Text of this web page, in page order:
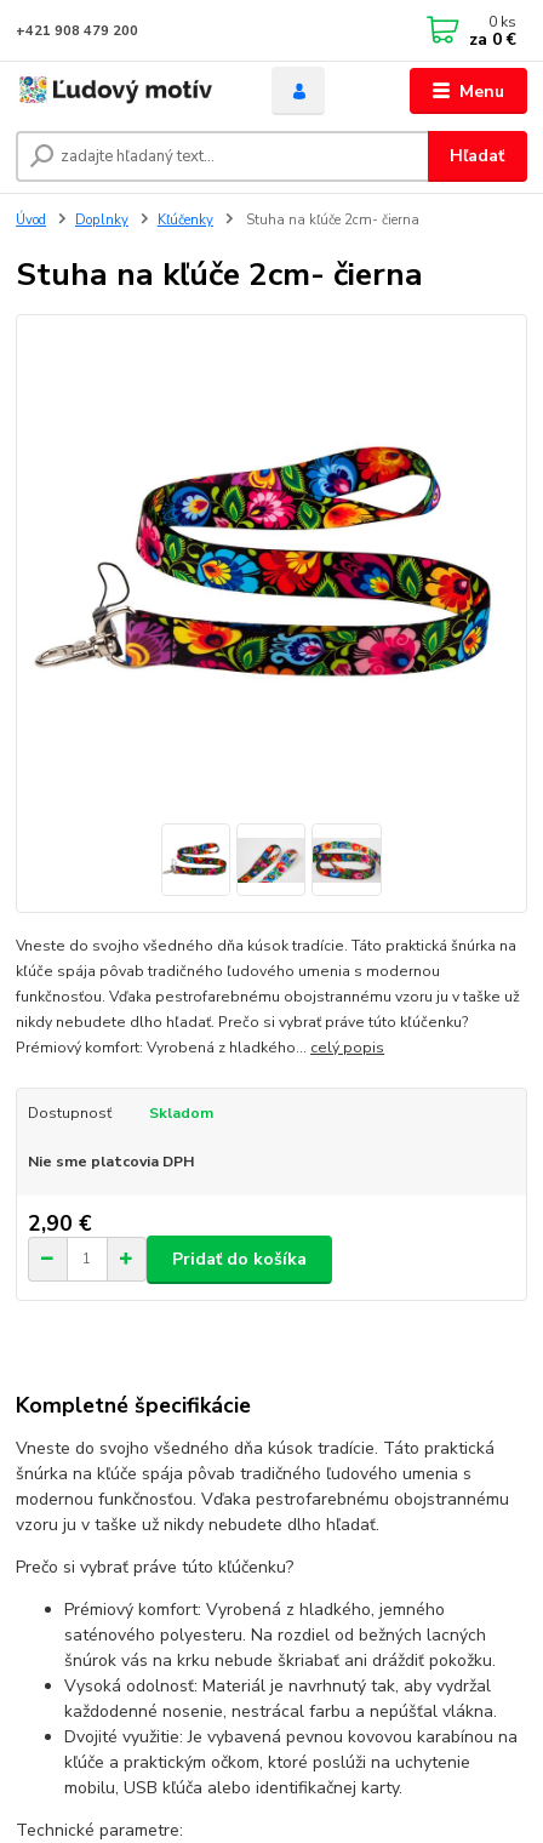
Menu
Hľadať
+421 908 479 200 0 ks
za 0 €
Úvod Doplnky Kľúčenky Stuha na kľúče 2cm- čierna
Stuha na kľúče 2cm- čierna
Vneste do svojho všedného dňa kúsok tradície. Táto praktická šnúrka na
kľúče spája pôvab tradičného ľudového umenia s modernou
funkčnosťou. Vďaka pestrofarebnému obojstrannému vzoru ju v taške už
nikdy nebudete dlho hľadať. Prečo si vybrať práve túto kľúčenku?
Prémiový komfort: Vyrobená z hladkého... celý popis
Dostupnosť Skladom
Nie sme platcovia DPH
2,90 €
Pridať do košíka
Kompletné špecifikácie
Vneste do svojho všedného dňa kúsok tradície. Táto praktická
šnúrka na kľúče spája pôvab tradičného ľudového umenia s
modernou funkčnosťou. Vďaka pestrofarebnému obojstrannému
vzoru ju v taške už nikdy nebudete dlho hľadať.
Prečo si vybrať práve túto kľúčenku?
Prémiový komfort: Vyrobená z hladkého, jemného
saténového polyesteru. Na rozdiel od bežných lacných
šnúrok vás na krku nebude škriabať ani dráždiť pokožku.
Vysoká odolnosť: Materiál je navrhnutý tak, aby vydržal
každodenné nosenie, nestrácal farbu a nepúšťal vlákna.
Dvojité využitie: Je vybavená pevnou kovovou karabínou na
kľúče a praktickým očkom, ktoré poslúži na uchytenie
mobilu, USB kľúča alebo identifikačnej karty.
Technické parametre: